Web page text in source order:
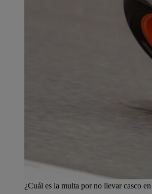
¿Cuál es la multa por no llevar casco